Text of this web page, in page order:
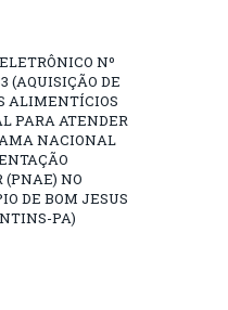
Nº
(AQUISIÇÃO DE
ALIMENTÍCIOS
PARA ATENDER
NACIONAL
(PNAE) NO
DE BOM JESUS
PA)